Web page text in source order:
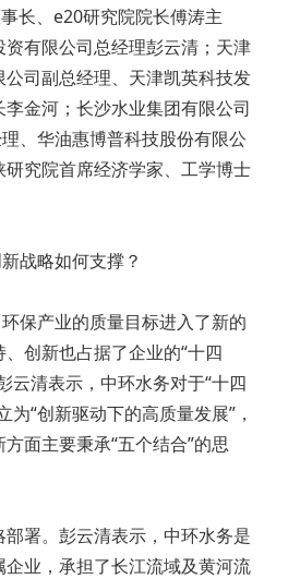
长、e20研究院院长傅涛主
有限公司总经理彭云清；天津
司副总经理、天津凯英科技发
金河；长沙水业集团有限公司
、华油惠博普科技股份有限公
究院首席经济学家、工学博士
战略如何支撑？
保产业的质量目标进入了新的
创新也占据了企业的“十四
云清表示，中环水务对于“十四
为“创新驱动下的高质量发展”，
面主要秉承“五个结合”的思
署。彭云清表示，中环水务是
业，承担了长江流域及黄河流